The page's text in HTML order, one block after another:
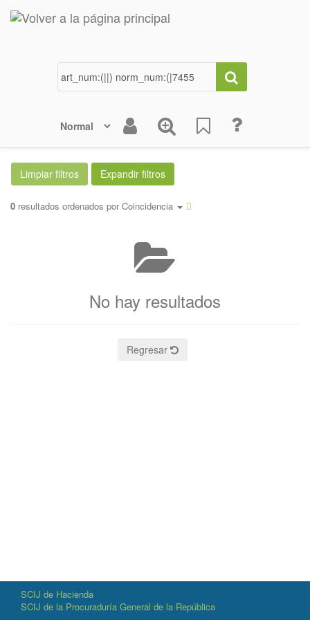
0 resultados ordenados por Coincidencia
No hay resultados
Regresar
SCIJ de Hacienda
SCIJ de la Procuraduría General de la República